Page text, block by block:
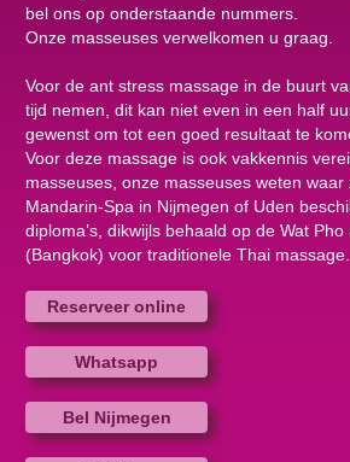
bel ons op onderstaande nummers.
Onze masseuses verwelkomen u graag.
Voor de ant stress massage in de buurt
tijd nemen, dit kan niet even in een half
gewenst om tot een goed resultaat te
Voor deze massage is ook vakkennis
masseuses, onze masseuses weten waar
Mandarin-Spa in Nijmegen of Uden
diploma’s, dikwijls behaald op de Wat
(Bangkok) voor traditionele Thai massage.
Reserveer online
Whatsapp
Bel Nijmegen